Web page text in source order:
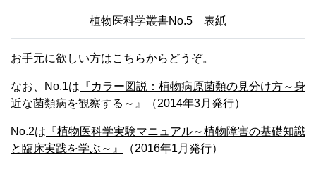
植物医科学叢書No.5 表紙
お手元に欲しい方はこちらから どうぞ。
なお、No.1は 『カラー図説：植物病原菌類の見分け方～身
近な菌類病を観察する～』
（2014年3月発行）
No.2は 『植物医科学実験マニュアル～植物障害の基礎知識
と臨床実践を学ぶ～』
（2016年1月発行）